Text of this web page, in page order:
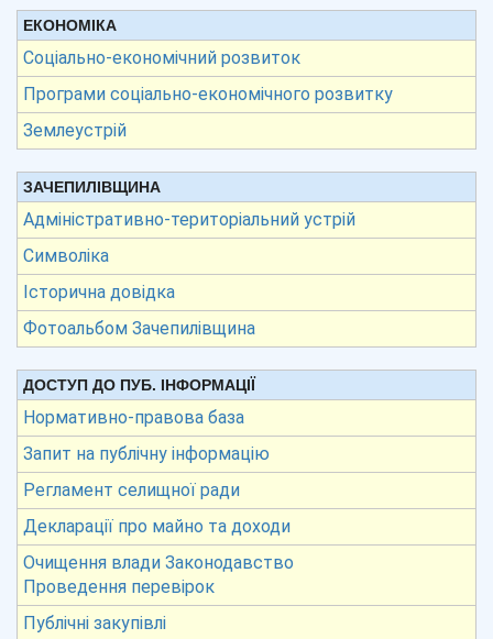
ЕКОНОМІКА
Соціально-економічний розвиток
Програми соціально-економічного розвитку
Землеустрій
ЗАЧЕПИЛІВЩИНА
Адміністративно-територіальний устрій
Символіка
Історична довідка
Фотоальбом Зачепилівщина
ДОСТУП ДО ПУБ. ІНФОРМАЦІЇ
Нормативно-правова база
Запит на публічну інформацію
Регламент селищної ради
Декларації про майно та доходи
Очищення влади Законодавство
Проведення перевірок
Публічні закупівлі